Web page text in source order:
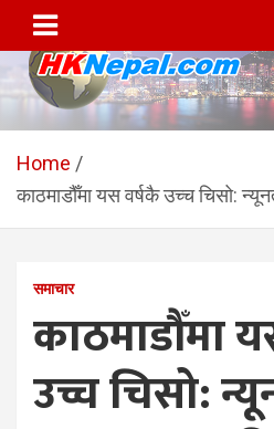
content
HKNepal.com –
सञ्चालित पहिलो
पत्रिका
hknepal, hknepal.com, hk nepal, hk
Home
काठमाडौँमा यस वर्षकै उच्च चिसो:
समाचार
काठमाडौँमा
उच्च चिसो: